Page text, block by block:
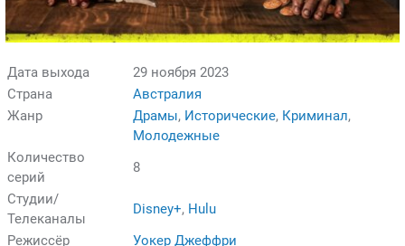
Дата выхода
29 ноября 2023
Страна
Австралия
Жанр
Драмы, Исторические, Криминал,
Молодежные
Количество
серий
8
Студии/
Телеканалы
Disney+, Hulu
Режиссёр
Уокер Джеффри